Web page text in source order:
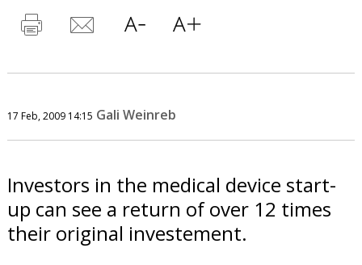
17 Feb, 2009 14:15 Gali Weinreb
Investors in the medical device start-
up can see a return of over 12 times
their original investement.